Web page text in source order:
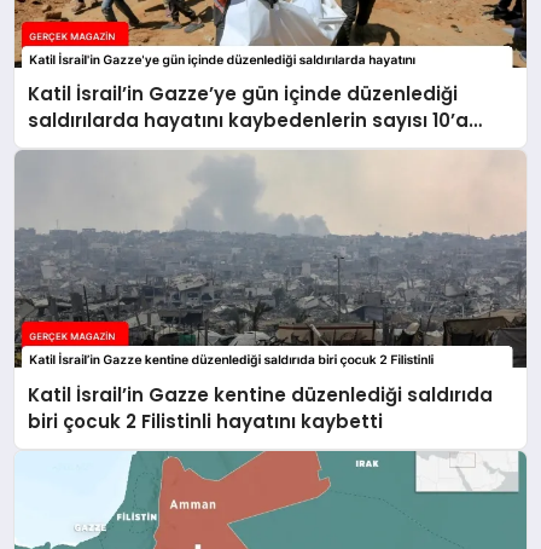
Katil İsrail’in Gazze’ye gün içinde düzenlediği
saldırılarda hayatını kaybedenlerin sayısı 10’a
yükseldi
Katil İsrail’in Gazze kentine düzenlediği saldırıda
biri çocuk 2 Filistinli hayatını kaybetti